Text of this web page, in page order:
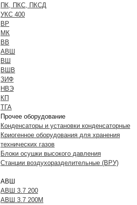
ПК, ПКС, ПКСД
УКС 400
ВР
МК
ВВ
АВШ
ВШ
ВШВ
ЗИФ
НВЭ
КП
ТГА
Прочее оборудование
Конденсаторы и установки конденсаторные
Криогенное оборудования для хранения
технических газов
Блоки осушки высокого давления
Станции воздухоразделительные (ВРУ)
АВШ
АВШ 3.7 200
АВШ 3.7 200М